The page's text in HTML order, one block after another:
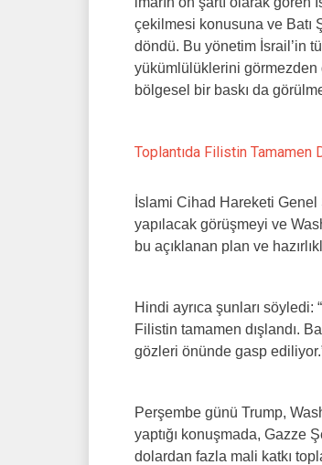
çekilmesi konusuna ve Batı
döndü. Bu yönetim İsrail’in
yükümlülüklerini görmezden
bölgesel bir baskı da
Toplantıda Filistin Tamamen
İslami Cihad Hareketi Genel
yapılacak görüşmeyi ve
bu açıklanan plan ve
Hindi ayrıca şunları
Filistin tamamen dışlandı.
gözleri önünde gasp
Perşembe günü Trump,
yaptığı konuşmada, Gazze
dolardan fazla mali katkı